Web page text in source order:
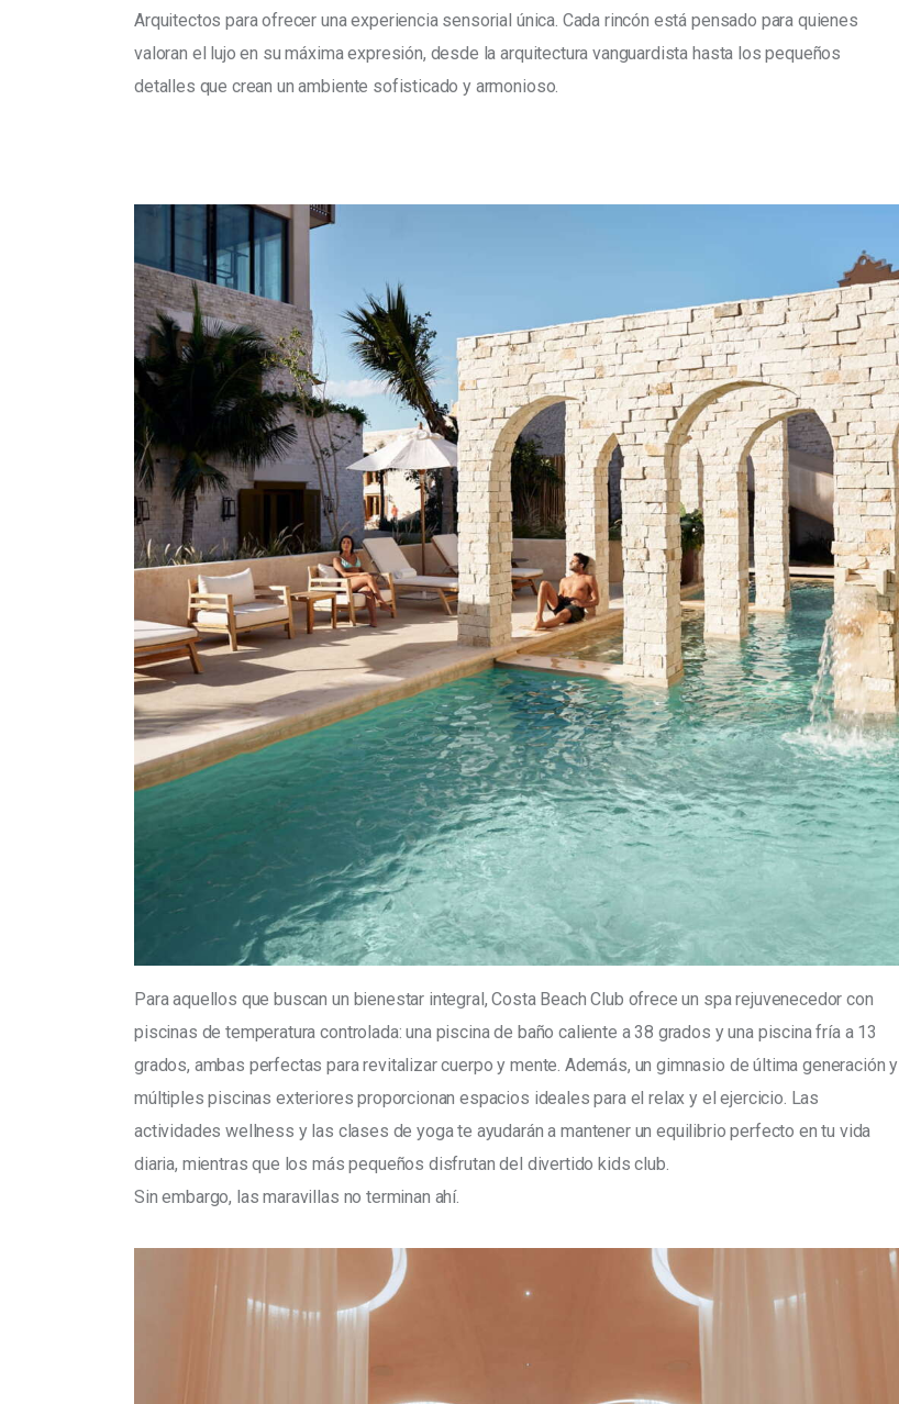
Arquitectos para ofrecer una experiencia sensorial única. Cada rincón está pensado para quienes
valoran el lujo en su máxima expresión, desde la arquitectura vanguardista hasta los pequeños
detalles que crean un ambiente sofisticado y armonioso.
Para aquellos que buscan un bienestar integral, Costa Beach Club ofrece un spa rejuvenecedor con
piscinas de temperatura controlada: una piscina de baño caliente a 38 grados y una piscina fría a 13
grados, ambas perfectas para revitalizar cuerpo y mente. Además, un gimnasio de última generación y
múltiples piscinas exteriores proporcionan espacios ideales para el relax y el ejercicio. Las
actividades wellness y las clases de yoga te ayudarán a mantener un equilibrio perfecto en tu vida
diaria, mientras que los más pequeños disfrutan del divertido kids club.
Sin embargo, las maravillas no terminan ahí.